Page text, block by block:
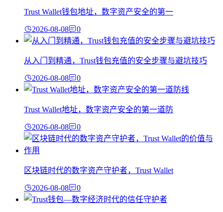
Trust Wallet钱包地址，数字资产安全的第一
2026-08-08 0
从入门到精通，Trust钱包充值的安全步骤与避坑技巧
2026-08-08 0
Trust Wallet地址，数字资产安全的第一道防
2026-08-08 0
区块链时代的数字资产守护者，Trust Wallet
2026-08-08 0